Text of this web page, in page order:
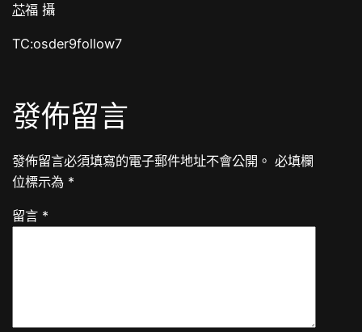
芯福 攝
TC:osder9follow7
發佈留言
發佈留言必須填寫的電子郵件地址不會公開。 必填欄
位標示為 *
留言 *